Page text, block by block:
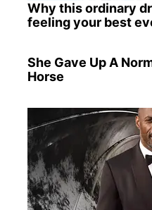
Why this ordinary
feeling your best
She Gave Up A
Horse